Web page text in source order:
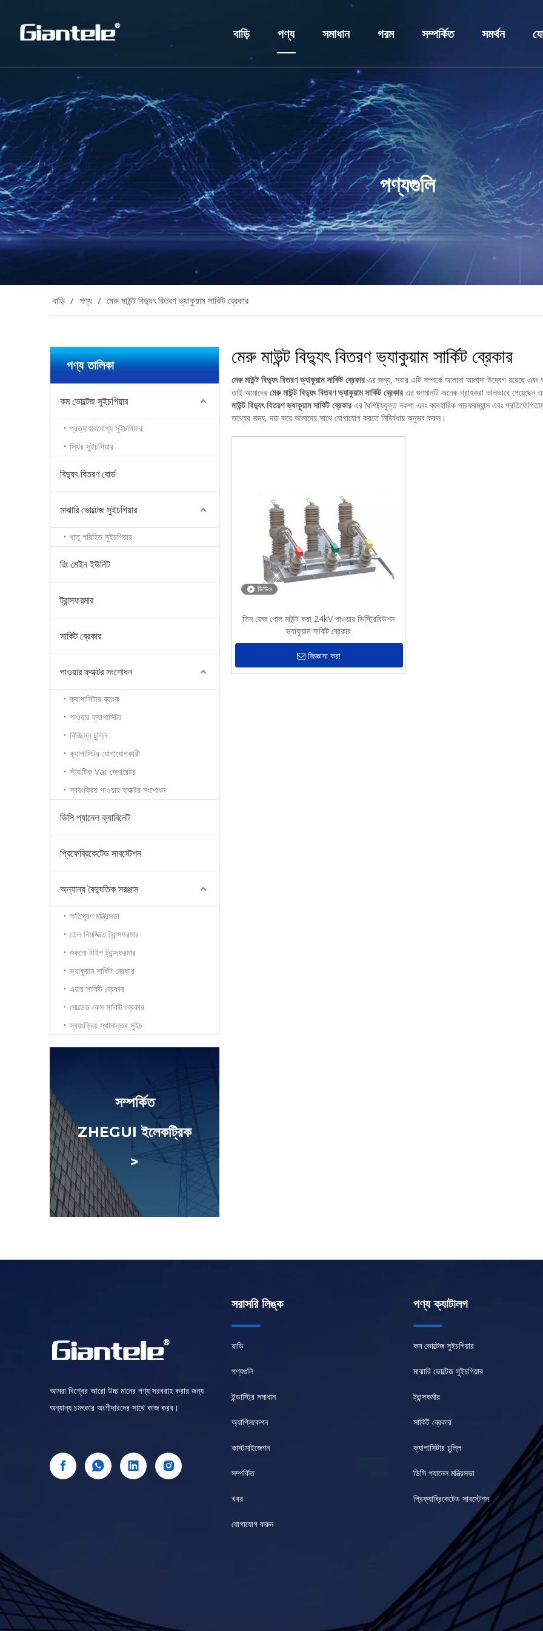
বাড়ি পণ্য
কম ভোল্টেজ সুইচগিয়ার
মাঝারি ভোল্টেজ সুইচগিয়ার
ট্রান্সফরমার
সার্কিট ব্রেকার
ক্যাপাসিটর চুল্লি
ডিসি প্যানেল ক্যাবিনেট
প্রিফেব্রিকেটেড সাবস্টেশন
সমাধান
শিল্প সমাধান
আবেদন
কাস্টমাইজেশন
গরম
সুইচগিয়ার
ভ্যাকুয়াম সার্কিট ব্রেকার
ক্যাপাসিটার ব্যাংক
রিং মেইন ইউনিট
সম্পর্কিত
প্রোফাইল
খবর
সমর্থন
সেবা
FAQ
পণ্যগুলি
বাড়ি / পণ্য / মেরু মাউন্ট বিদ্যুৎ বিতরণ ভ্যাকুয়াম সার্কিট ব্রেকার
পণ্য তালিকা
কম ভোল্টেজ সুইচগিয়ার
প্রত্যাহারযোগ্য সুইচগিয়ার
স্থির সুইচগিয়ার
বিদ্যুৎ বিতরণ বোর্ড
মাঝারি ভোল্টেজ সুইচগিয়ার
ধাতু পরিহিত সুইচগিয়ার
রিং মেইন ইউনিট
ট্রান্সফরমার
সার্কিট ব্রেকার
পাওয়ার ফ্যাক্টর সংশোধন
ক্যাপাসিটার ব্যাংক
পাওয়ার ক্যাপাসিটর
বিচ্ছিন্ন চুল্লি
ক্যাপাসিটর যোগাযোগকারী
স্ট্যাটিক Var জেনারেটর
স্বয়ংক্রিয় পাওয়ার ফ্যাক্টর সংশোধন
ডিসি প্যানেল ক্যাবিনেট
প্রিফেব্রিকেটেড সাবস্টেশন
অন্যান্য বৈদ্যুতিক সরঞ্জাম
ক্ষতিপূরণ মন্ত্রিসভা
তেল নিমজ্জিত ট্রান্সফরমার
শুকনো টাইপ ট্রান্সফরমার
ভ্যাকুয়াম সার্কিট ব্রেকার
এয়ার সার্কিট ব্রেকার
মোল্ডেড কেস সার্কিট ব্রেকার
স্বয়ংক্রিয় স্থানান্তর সুইচ
সম্পর্কিত
ZHEGUI ইলেকট্রিক
>
মেরু মাউন্ট বিদ্যুৎ বিতরণ ভ্যাকুয়াম সার্কিট ব্রেকার
মেরু মাউন্ট বিদ্যুৎ বিতরণ ভ্যাকুয়াম সার্কিট ব্রেকার এর জন্য, সবার এটি সম্পর্কে আলাদা আলাদা উদ্বেগ রয়েছে এবং
তাই আমাদের মেরু মাউন্ট বিদ্যুৎ বিতরণ ভ্যাকুয়াম সার্কিট ব্রেকার এর গুণমানটি অনেক গ্রাহকরা ভালভাবে পেয়েছেন
মাউন্ট বিদ্যুৎ বিতরণ ভ্যাকুয়াম সার্কিট ব্রেকার এর বৈশিষ্ট্যযুক্ত নকশা এবং ব্যবহারিক পারফরম্যান্স এবং
তথ্যের জন্য, দয়া করে আমাদের সাথে যোগাযোগ করতে নির্দ্বিধায় অনুভব করুন।
ভিডিও
তিন ফেজ পোল মাউন্ট করা 24kV পাওয়ার ডিস্ট্রিবিউশন
ভ্যাকুয়াম সার্কিট ব্রেকার
জিজ্ঞাসা করা
আমরা বিশ্বের আরো উচ্চ মানের পণ্য সরবরাহ করার জন্য
অন্যান্য চমৎকার অংশীদারদের সাথে কাজ করব।
সরাসরি লিঙ্ক
বাড়ি
পণ্যগুলি
ইন্ডাস্ট্রি সমাধান
অ্যাপ্লিকেশন
কাস্টমাইজেশন
সম্পর্কিত
খবর
যোগাযোগ করুন
পণ্য ক্যাটালগ
কম ভোল্টেজ সুইচগিয়ার
মাঝারি ভোল্টেজ সুইচগিয়ার
ট্রান্সফর্মার
সার্কিট ব্রেকার
ক্যাপাসিটার চুল্লি
ডিসি প্যানেল মন্ত্রিসভা
প্রিফ্যাব্রিকেটেড সাবস্টেশন